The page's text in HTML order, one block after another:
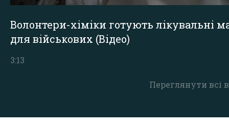
Переглянути всі
Волонтери-хіміки готують лікувальні
для військових (Відео)
3:13